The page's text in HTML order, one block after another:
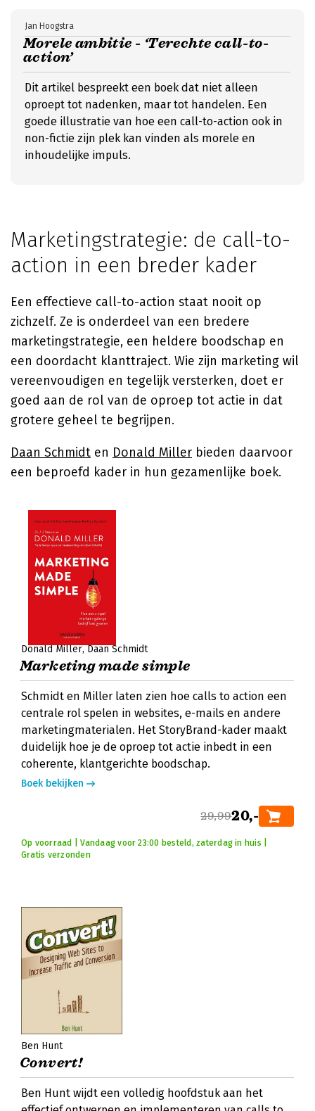
Morele ambitie - ‘Terechte call-to-
action’
Jan Hoogstra
Dit artikel bespreekt een boek dat niet alleen
oproept tot nadenken, maar tot handelen. Een
goede illustratie van hoe een call-to-action ook in
non-fictie zijn plek kan vinden als morele en
inhoudelijke impuls.
Marketingstrategie: de call-to-
action in een breder kader
Een effectieve call-to-action staat nooit op
zichzelf. Ze is onderdeel van een bredere
marketingstrategie, een heldere boodschap en
een doordacht klanttraject. Wie zijn marketing wil
vereenvoudigen en tegelijk versterken, doet er
goed aan de rol van de oproep tot actie in dat
grotere geheel te begrijpen.
Daan Schmidt en Donald Miller bieden daarvoor
een beproefd kader in hun gezamenlijke boek.
Donald Miller Daan Schmidt
Marketing made simple
Schmidt en Miller laten zien hoe calls to action een
centrale rol spelen in websites, e-mails en andere
marketingmaterialen. Het StoryBrand-kader maakt
duidelijk hoe je de oproep tot actie inbedt in een
coherente, klantgerichte boodschap.
Boek bekijken
29,9920,-
Op voorraad | Vandaag voor 23:00 besteld, zaterdag in huis |
Gratis verzonden
Ben Hunt
Convert!
Ben Hunt wijdt een volledig hoofdstuk aan het